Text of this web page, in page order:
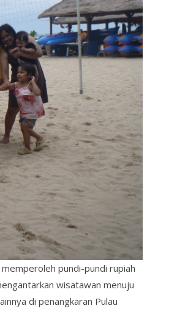
pundi-pundi rupiah
wisatawan menuju
di penangkaran Pulau